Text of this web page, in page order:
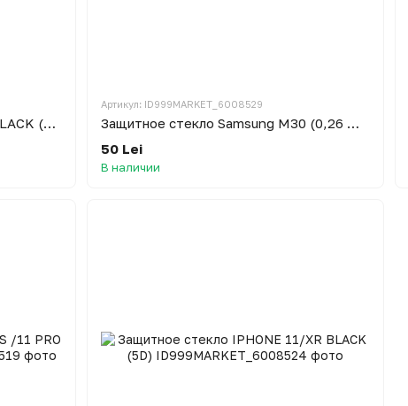
Защитное стекло IPHONE 7/8 BLACK (5D)
Артикул: ID999MARKET_6008529
Защитное стекло Samsung M30 (0,26 mm)
50 Lei
В наличии